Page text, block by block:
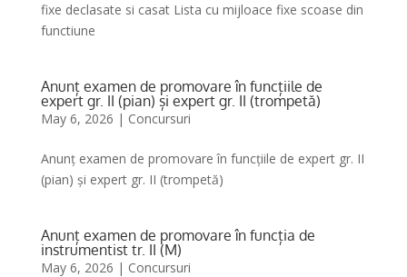
fixe declasate si casat Lista cu mijloace fixe scoase din
functiune
Anunț examen de promovare în funcțiile de
expert gr. II (pian) și expert gr. II (trompetă)
May 6, 2026 | Concursuri
Anunț examen de promovare în funcțiile de expert gr. II
(pian) și expert gr. II (trompetă)
Anunț examen de promovare în funcția de
instrumentist tr. II (M)
May 6, 2026 | Concursuri